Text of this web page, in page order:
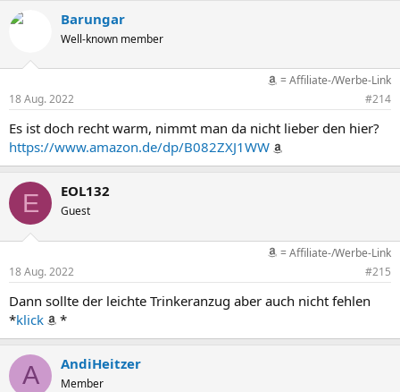
Barungar
Well-known member
= Affiliate-/Werbe-Link
18 Aug. 2022
#214
Es ist doch recht warm, nimmt man da nicht lieber den hier?
https://www.amazon.de/dp/B082ZXJ1WW
E EOL132
Guest
= Affiliate-/Werbe-Link
18 Aug. 2022
#215
Dann sollte der leichte Trinkeranzug aber auch nicht fehlen
*klick *
A AndiHeitzer
Member